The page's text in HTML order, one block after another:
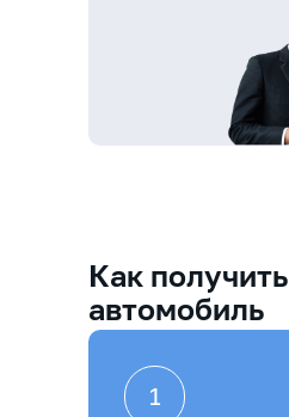
Как получить
автомобиль
1